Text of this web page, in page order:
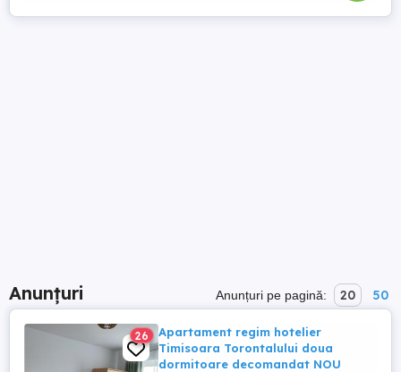
Anunțuri Anunțuri pe pagină: 20 50
26
Apartament regim hotelier
Timisoara Torontalului doua
dormitoare decomandat NOU